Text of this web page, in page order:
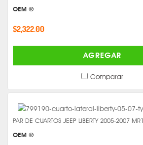
OEM ®
$2,322.00
AGREGAR
Comparar
PAR DE CUARTOS JEEP LIBERTY 2005-2007
OEM ®